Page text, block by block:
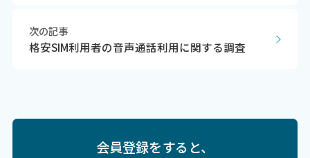
次の記事
格安SIM利用者の音声通話利用に関する調査
会員登録をすると、